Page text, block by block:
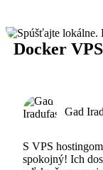
Docker
Gad
S VPS
spokojný! Ich